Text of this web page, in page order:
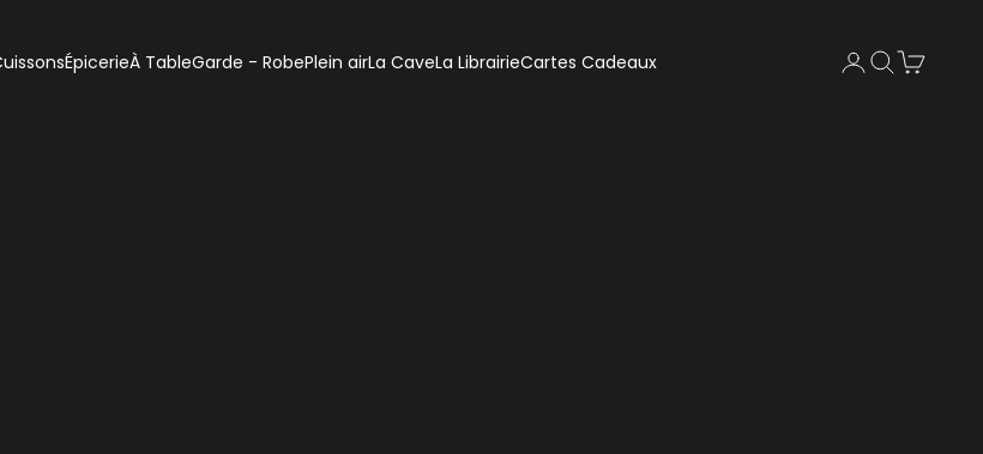
ÉpicerieÀ TableGarde - RobePlein airLa CaveLa LibrairieCartes Cadeaux Recherche
Panier